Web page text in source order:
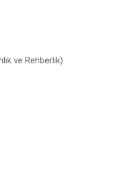
ve Rehberlik)